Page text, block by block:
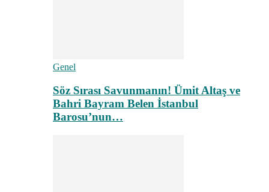
Genel
Söz Sırası Savunmanın! Ümit Altaş ve
Bahri Bayram Belen İstanbul
Barosu’nun…